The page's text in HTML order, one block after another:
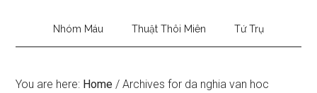
Nhóm Máu Thuật Thôi Miên Tứ Trụ
You are here: Home / Archives for da nghia van hoc